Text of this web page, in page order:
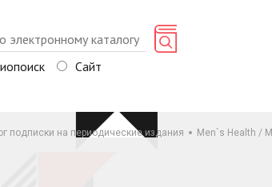
Сайт
подписки на периодические издания Men`s Health /